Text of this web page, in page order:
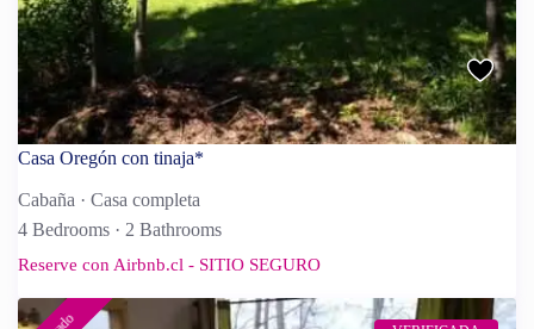
Casa Oregón con tinaja*
Cabaña · Casa completa
4 Bedrooms · 2 Bathrooms
Reserve con Airbnb.cl - SITIO SEGURO